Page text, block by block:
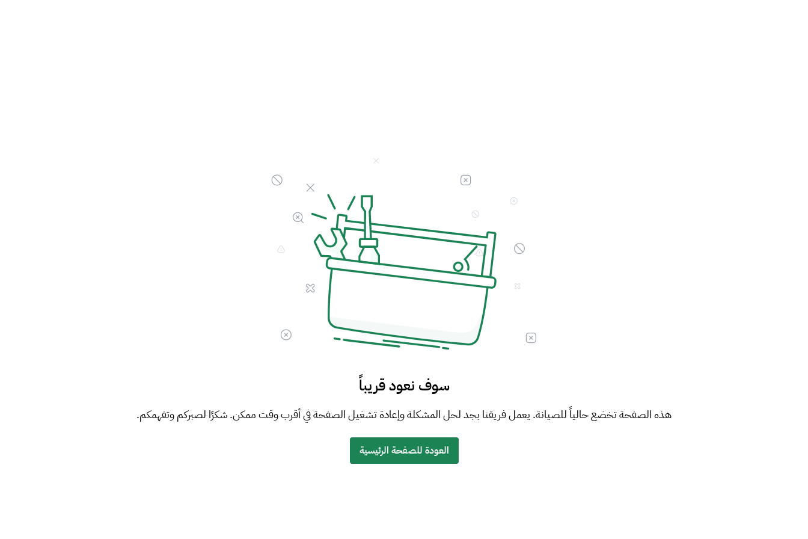
سوف نعود قريباً
هذه الصفحة تخضع حالياً للصيانة. يعمل فريقنا بجد لحل المشكلة وإعادة تشغيل الصفحة في أقرب وقت ممكن. شكرًا لصبركم وتفهمكم.
العودة للصفحة الرئيسية